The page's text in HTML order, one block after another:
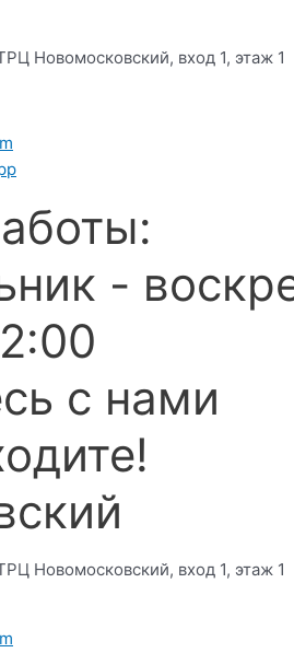
Новомосковский, вход 1, этаж 1
-
с нами
Новомосковский, вход 1, этаж 1